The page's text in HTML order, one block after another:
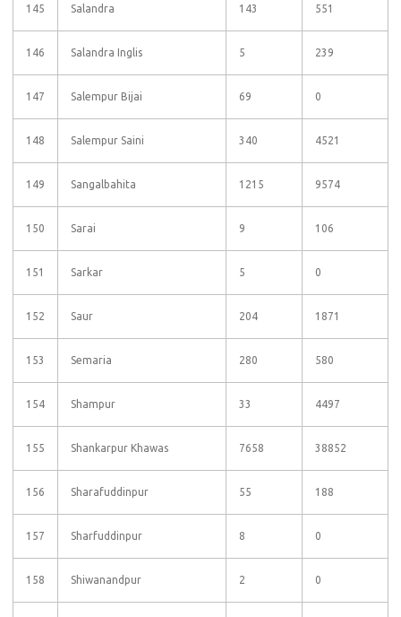
145 Salandra 143 551
146 Salandra Inglis 5 239
147 Salempur Bijai 69 0
148 Salempur Saini 340 4521
149 Sangalbahita 1215 9574
150 Sarai 9 106
151 Sarkar 5 0
152 Saur 204 1871
153 Semaria 280 580
154 Shampur 33 4497
155 Shankarpur Khawas 7658 38852
156 Sharafuddinpur 55 188
157 Sharfuddinpur 8 0
158 Shiwanandpur 2 0